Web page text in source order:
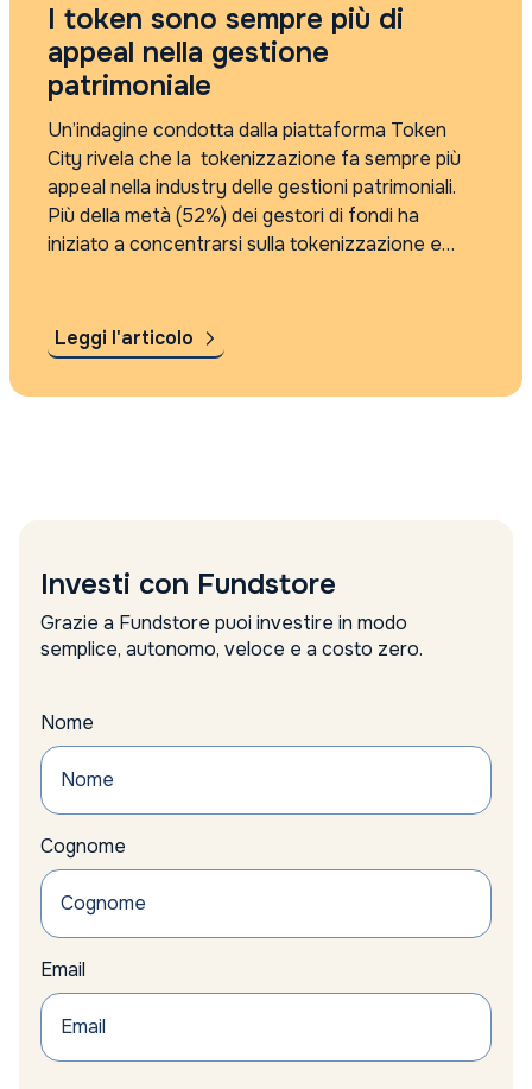
I token sono sempre più di
appeal nella gestione
patrimoniale
Un’indagine condotta dalla piattaforma Token
City rivela che la tokenizzazione fa sempre più
appeal nella industry delle gestioni patrimoniali.
Più della metà (52%) dei gestori di fondi ha
iniziato a concentrarsi sulla tokenizzazione e
potrebbero valere fino...
Leggi l'articolo
Investi con Fundstore
Grazie a Fundstore puoi investire in modo
semplice, autonomo, veloce e a costo zero.
Nome
Cognome
Email